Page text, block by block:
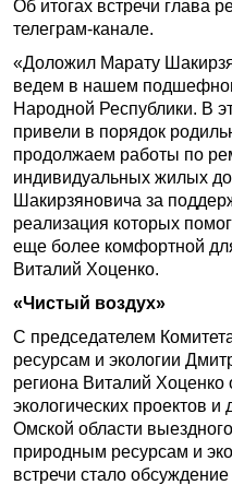
Об итогах встречи глава
телеграм-канале.
«Доложил Марату
ведем в нашем
Народной Республики. В
привели в порядок
продолжаем работы по
индивидуальных жилых
Шакирзяновича за
реализация которых
еще более комфортной
Виталий Хоценко.
«Чистый воздух»
С председателем
ресурсам и экологии
региона Виталий
экологических проектов
Омской области
природным ресурсам и
встречи стало